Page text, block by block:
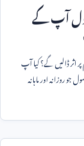
آپ کے
کیا جمینی ایپ کے نئے اصول آپ کے روزمرہ کام پر اثر ڈالیں گے؟ کیا آپ
روزانہ اور ماہانہ